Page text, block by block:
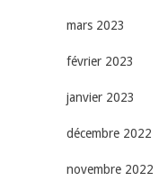
mars 2023
février 2023
janvier 2023
décembre 2022
novembre 2022